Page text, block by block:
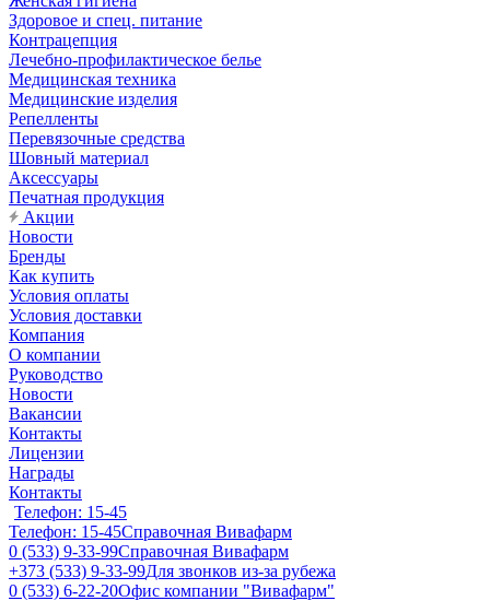
Здоровое и спец. питание
Контрацепция
Лечебно-профилактическое белье
Медицинская техника
Медицинские изделия
Репелленты
Перевязочные средства
Шовный материал
Аксессуары
Печатная продукция
Акции
Новости
Бренды
Как купить
Условия оплаты
Условия доставки
Компания
О компании
Руководство
Новости
Вакансии
Контакты
Лицензии
Награды
Контакты
Телефон: 15-45
Телефон: 15-45Справочная Вивафарм
0 (533) 9-33-99Справочная Вивафарм
+373 (533) 9-33-99Для звонков из-за рубежа
0 (533) 6-22-20Офис компании "Вивафарм"